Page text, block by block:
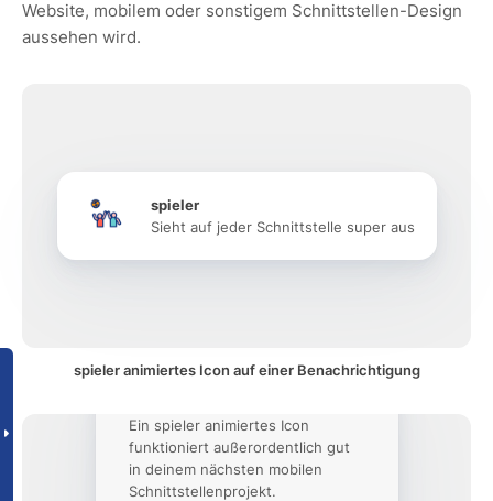
Website, mobilem oder sonstigem Schnittstellen-Design
aussehen wird.
spieler
Sieht auf jeder Schnittstelle super aus
spieler animiertes Icon auf einer Benachrichtigung
Ein spieler animiertes Icon
funktioniert außerordentlich gut
in deinem nächsten mobilen
Schnittstellenprojekt.